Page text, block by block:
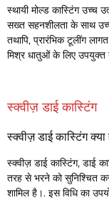
स्थायी मोल्ड कास्टिंग उच्च
सख्त सहनशीलता के साथ
तथापि, प्रारंभिक टूलींग
मिश्र धातुओं के लिए उपयुक्त
स्क्वीज़ डाई कास्टिंग
स्क्वीज़ डाई कास्टिंग
स्क्वीज़ डाई कास्टिंग, डाई
तरह से भरने को सुनिश्चित
शामिल है।. इस विधि का